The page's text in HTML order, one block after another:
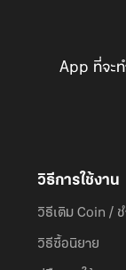
App ที่จะ
วิธีการใช้งาน
วิธีเติม Coin / ช
วิธีซื้อนิยาย